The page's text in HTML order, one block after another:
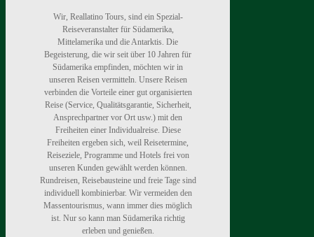
Wir, Reallatino Tours, sind ein Spezial-
Reiseveranstalter für Südamerika,
Mittelamerika und die Antarktis. Die
Begeisterung, die wir seit über 10 Jahren für
Südamerika empfinden, möchten wir in
unseren Reisen vermitteln. Unsere Reisen
verbinden die Vorteile einer gut organisierten
Reise (Service, Qualitätsgarantie, Sicherheit,
Ansprechpartner vor Ort usw.) mit den
Freiheiten einer Individualreise. Diese
Freiheiten ergeben sich, weil Reisetermine,
Reiseziele, Programme und Hotels frei von
unseren Kunden gewählt werden können.
Rundreisen, Reisebausteine und freie Tage sind
individuell kombinierbar. Wir vermeiden den
Massentourismus, wann immer dies möglich
ist. Nur so kann man Südamerika richtig
erleben und genießen.